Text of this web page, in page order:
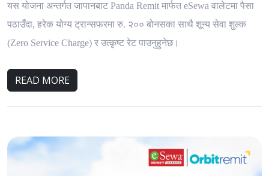
यस योजना अन्तर्गत जापानबाट Panda Remit मार्फत eSewa वालेटमा पैसा
पठाउँदा, हरेक योग्य ट्रान्सफरमा रु. २०० बोनसका साथै शून्य सेवा शुल्क
(Zero Service Charge) र उत्कृष्ट रेट पाउनुहुनेछ।
READ MORE